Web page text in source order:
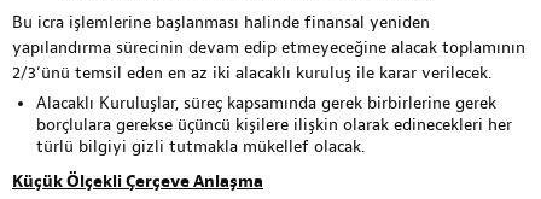
Bu icra işlemlerine başlanması halinde finansal yeniden
yapılandırma sürecinin devam edip etmeyeceğine alacak toplamının
2/3’ünü temsil eden en az iki alacaklı kuruluş ile karar verilecek.
Alacaklı Kuruluşlar, süreç kapsamında gerek birbirlerine gerek
borçlulara gerekse üçüncü kişilere ilişkin olarak edinecekleri her
türlü bilgiyi gizli tutmakla mükellef olacak.
Küçük Ölçekli Çerçeve Anlaşma